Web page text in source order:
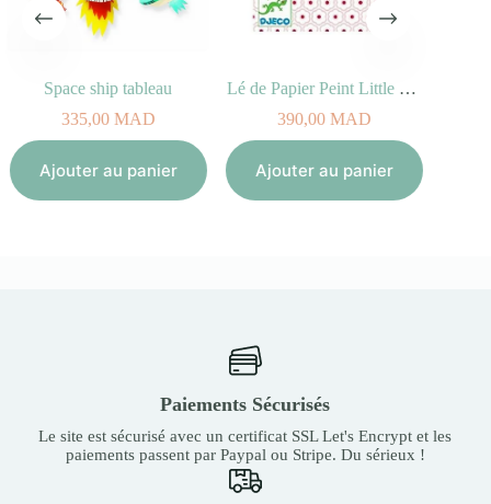
Space ship tableau
335,00MAD
Ajouter au panier
Lé de Papier Peint Little Hearts
390,00MAD
Ajouter au panier
Paiements Sécurisés
Le site est sécurisé avec un certificat SSL Let's Encrypt et les
paiements passent par Paypal ou Stripe. Du sérieux !